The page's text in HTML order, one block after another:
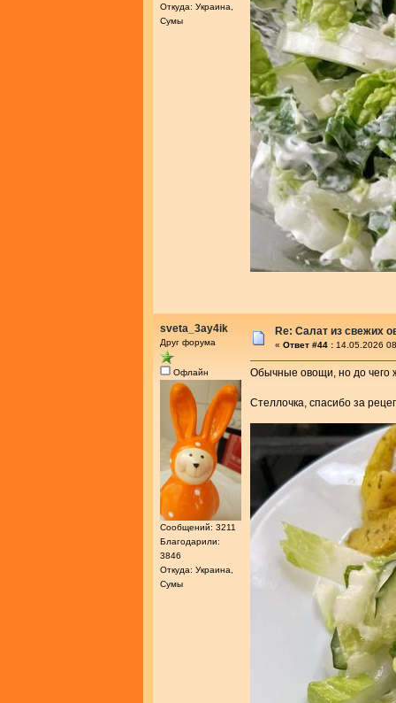
Откуда: Украина,
Сумы
sveta_3ay4ik
Друг форума
Офлайн
Сообщений: 3211
Благодарили:
3846
Откуда: Украина,
Сумы
Re: Салат из свежих
« Ответ #44 : 14.05.2026
Обычные овощи, но до чего
Стеллочка, спасибо за